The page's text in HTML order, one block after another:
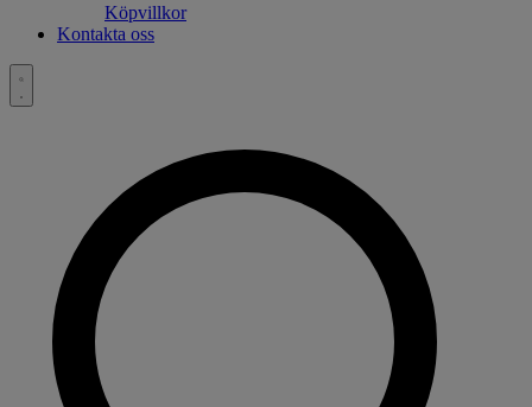
Köpvillkor
Kontakta oss